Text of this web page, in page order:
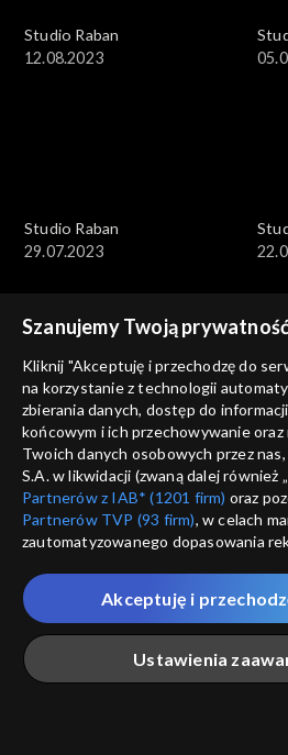
Studio Raban
12.08.2023
Studio Raban
29.07.2023
Studio Raban
15.07.2023
Studio Raban
01.07.2023
Szanujemy Twoją
Kliknij "Akceptuję i przechodzę do
na korzystanie z technologii
zbierania danych, dostęp do
końcowym i ich przechowywanie
Twoich danych osobowych przez
S.A. w likwidacji (zwaną dalej również
Partnerów z IAB* (1201 firm) oraz
Partnerów TVP (93 firm), w celach
zautomatyzowanego dopasowania
które wskazujemy poniżej, a także
przez nas identyfikatora PPID do
Twoje dane osobowe zbierane
Ciebie naszych
poszczególnych
„Portalem”, w tym informacje
Ustawienia
Akceptuję i